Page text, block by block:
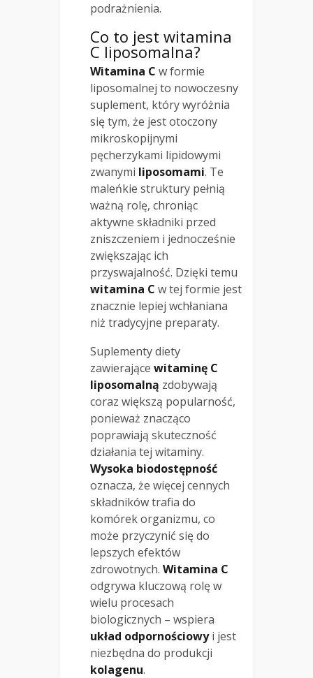
podrażnienia.
Co to jest witamina
C liposomalna?
Witamina C w formie
liposomalnej to nowoczesny
suplement, który wyróżnia
się tym, że jest otoczony
mikroskopijnymi
pęcherzykami lipidowymi
zwanymi liposomami. Te
maleńkie struktury pełnią
ważną rolę, chroniąc
aktywne składniki przed
zniszczeniem i jednocześnie
zwiększając ich
przyswajalność. Dzięki temu
witamina C w tej formie jest
znacznie lepiej wchłaniana
niż tradycyjne preparaty.
Suplementy diety
zawierające witaminę C
liposomalną zdobywają
coraz większą popularność,
ponieważ znacząco
poprawiają skuteczność
działania tej witaminy.
Wysoka biodostępność
oznacza, że więcej cennych
składników trafia do
komórek organizmu, co
może przyczynić się do
lepszych efektów
zdrowotnych. Witamina C
odgrywa kluczową rolę w
wielu procesach
biologicznych – wspiera
układ odpornościowyi jest
niezbędna do produkcji
kolagenu.